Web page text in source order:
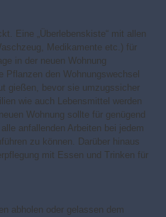
Eine „Überlebenskiste“ mit allen
Medikamente etc.) für
in der neuen Wohnung
den Wohnungswechsel
gießen, bevor sie umzugssicher
wie auch Lebensmittel werden
Wohnung sollte für genügend
anfallenden Arbeiten bei jedem
zu können. Darüber hinaus
mit Essen und Trinken für
abholen oder gelassen dem